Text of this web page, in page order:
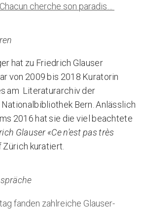
cherche son paradis…
hat zu Friedrich Glauser
von 2009 bis 2018 Kuratorin
am Literaturarchiv der
Bern. Anlässlich
2016 hat sie die viel beachtete
Glauser «Ce n'est pas très
Zürich kuratiert.
fanden zahlreiche Glauser-